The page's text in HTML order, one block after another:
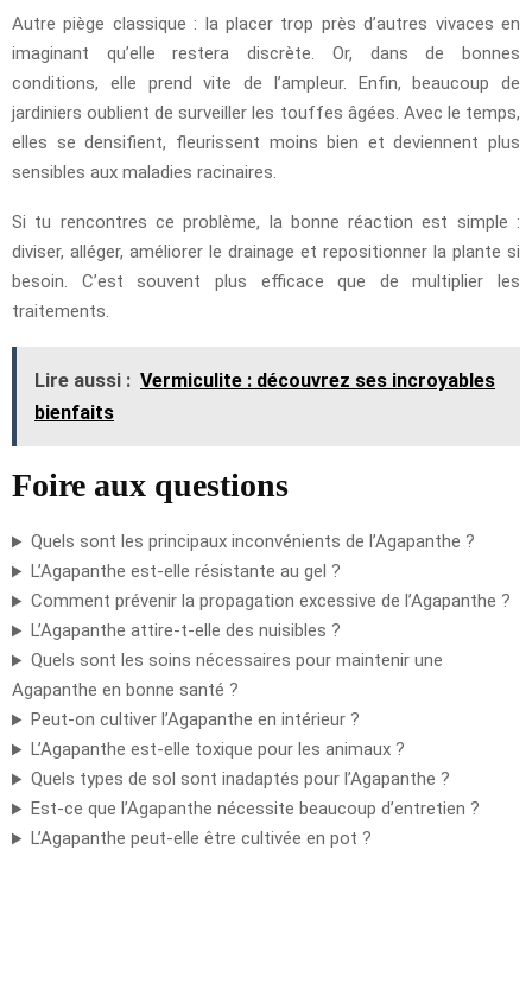
Autre piège classique : la placer trop près d’autres vivaces en
imaginant qu’elle restera discrète. Or, dans de bonnes
conditions, elle prend vite de l’ampleur. Enfin, beaucoup de
jardiniers oublient de surveiller les touffes âgées. Avec le temps,
elles se densifient, fleurissent moins bien et deviennent plus
sensibles aux maladies racinaires.
Si tu rencontres ce problème, la bonne réaction est simple :
diviser, alléger, améliorer le drainage et repositionner la plante si
besoin. C’est souvent plus efficace que de multiplier les
traitements.
Lire aussi : Vermiculite : découvrez ses incroyables
bienfaits
Foire aux questions
Quels sont les principaux inconvénients de l’Agapanthe ?
L’Agapanthe est-elle résistante au gel ?
Comment prévenir la propagation excessive de l’Agapanthe ?
L’Agapanthe attire-t-elle des nuisibles ?
Quels sont les soins nécessaires pour maintenir une
Agapanthe en bonne santé ?
Peut-on cultiver l’Agapanthe en intérieur ?
L’Agapanthe est-elle toxique pour les animaux ?
Quels types de sol sont inadaptés pour l’Agapanthe ?
Est-ce que l’Agapanthe nécessite beaucoup d’entretien ?
L’Agapanthe peut-elle être cultivée en pot ?